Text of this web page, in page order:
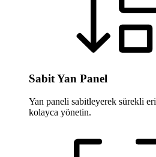
Sabit Yan Panel
Yan paneli sabitleyerek sürekli
kolayca yönetin.